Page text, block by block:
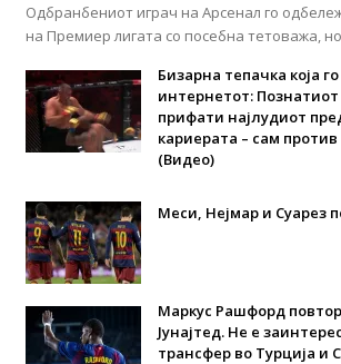
Одбранбениот играч на Арсенал го
на Премиер лигата со посебна тетоважа,
Бизарна тепачка која
интернетот:
прифати најлудиот
кариерата – сам
(Видео)
Меси, Нејмар и Суарез
Маркус Рашфорд
Јунајтед. Не е
трансфер во Турција и